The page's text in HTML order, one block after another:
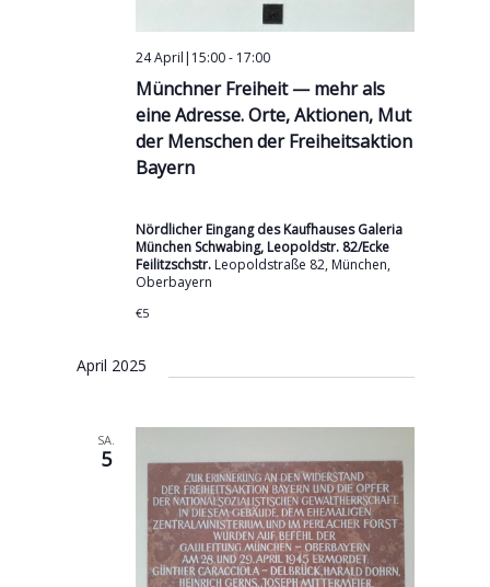
Münchner Freiheit — mehr als
eine Adresse. Orte, Aktionen, Mut
der Menschen der Freiheitsaktion
Bayern
24 April|15:00- 17:00
Nördlicher Eingang des Kaufhauses Galeria
München Schwabing, Leopoldstr. 82/Ecke
Feilitzschstr. Leopoldstraße 82, München,
Oberbayern
€5
April 2025
SA.
5